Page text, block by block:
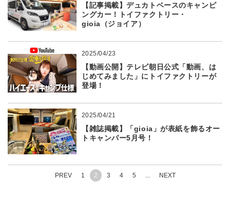
【記事掲載】デュカトベースのキャンピ
ングカー！トイファクトリー・
gioia（ジョイア）
2025/04/23
【動画公開】テレビ朝日公式「動画、は
じめてみました」にトイファクトリーが
登場！
2025/04/21
【雑誌掲載】「gioia」が表紙を飾るオー
トキャンパー5月号！
PREV 1 2 3 4 5 ... NEXT